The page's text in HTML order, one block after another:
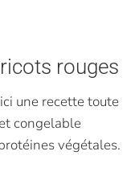
rouges
une recette toute
congelable
végétales.